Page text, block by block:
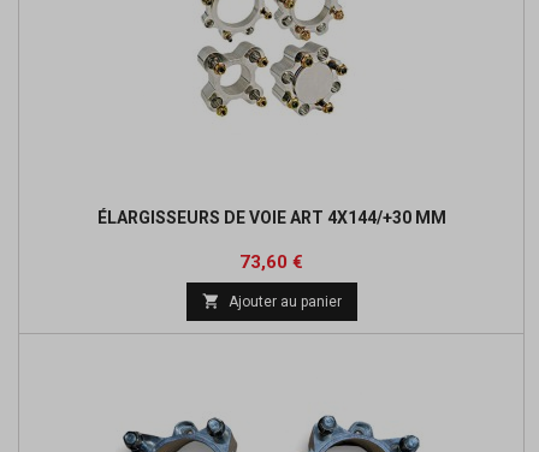
ÉLARGISSEURS DE VOIE ART 4X144/+30 MM
Prix
73,60 €
base
 Ajouter au panier